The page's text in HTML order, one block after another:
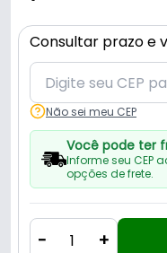
Consultar prazo e
Não sei meu CEP
Você pode ter
Informe seu CEP
opções de frete.
- +